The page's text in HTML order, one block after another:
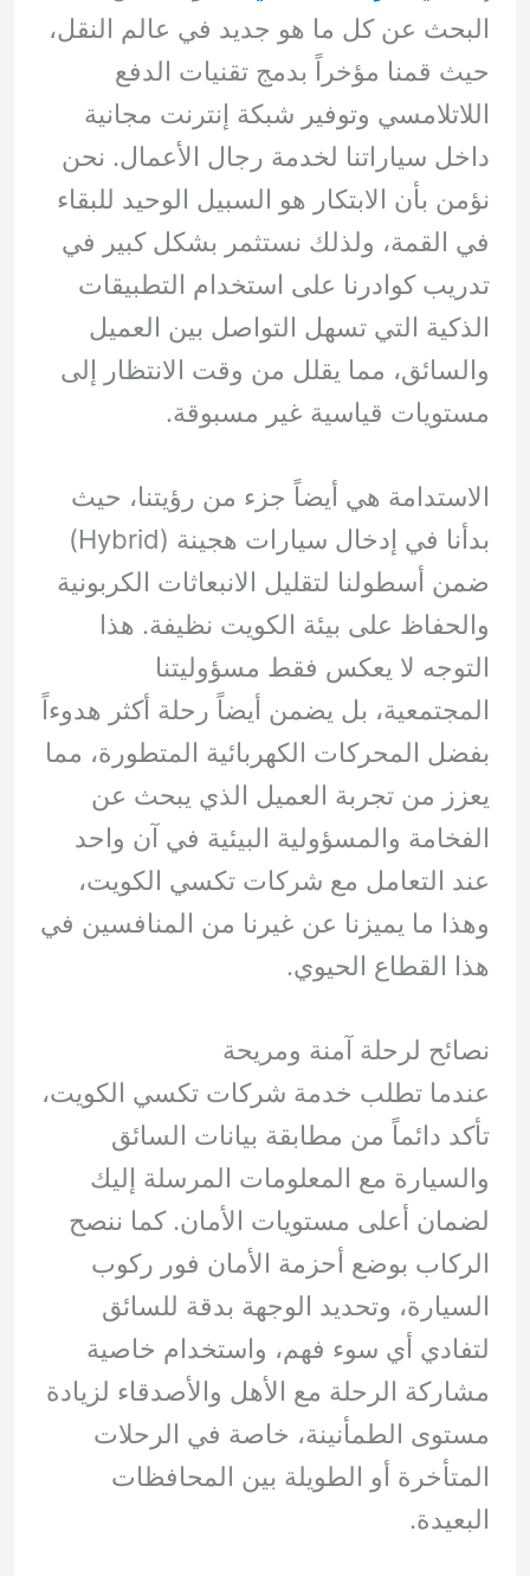
البحث عن كل ما هو جديد في عالم النقل،
حيث قمنا مؤخراً بدمج تقنيات الدفع
اللاتلامسي وتوفير شبكة إنترنت مجانية
داخل سياراتنا لخدمة رجال الأعمال. نحن
نؤمن بأن الابتكار هو السبيل الوحيد للبقاء
في القمة، ولذلك نستثمر بشكل كبير في
تدريب كوادرنا على استخدام التطبيقات
الذكية التي تسهل التواصل بين العميل
والسائق، مما يقلل من وقت الانتظار إلى
مستويات قياسية غير مسبوقة.
الاستدامة هي أيضاً جزء من رؤيتنا، حيث
بدأنا في إدخال سيارات هجينة (Hybrid)
ضمن أسطولنا لتقليل الانبعاثات الكربونية
والحفاظ على بيئة الكويت نظيفة. هذا
التوجه لا يعكس فقط مسؤوليتنا
المجتمعية، بل يضمن أيضاً رحلة أكثر هدوءاً
بفضل المحركات الكهربائية المتطورة، مما
يعزز من تجربة العميل الذي يبحث عن
الفخامة والمسؤولية البيئية في آن واحد
عند التعامل مع شركات تكسي الكويت،
وهذا ما يميزنا عن غيرنا من المنافسين في
هذا القطاع الحيوي.
نصائح لرحلة آمنة ومريحة
عندما تطلب خدمة شركات تكسي الكويت،
تأكد دائماً من مطابقة بيانات السائق
والسيارة مع المعلومات المرسلة إليك
لضمان أعلى مستويات الأمان. كما ننصح
الركاب بوضع أحزمة الأمان فور ركوب
السيارة، وتحديد الوجهة بدقة للسائق
لتفادي أي سوء فهم، واستخدام خاصية
مشاركة الرحلة مع الأهل والأصدقاء لزيادة
مستوى الطمأنينة، خاصة في الرحلات
المتأخرة أو الطويلة بين المحافظات
البعيدة.